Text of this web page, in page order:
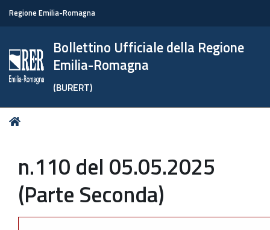
Regione Emilia-Romagna
Bollettino Ufficiale della Regione
Emilia-Romagna
(BURERT)
Tu
n.110 del 05.05.2025
(Parte Seconda)